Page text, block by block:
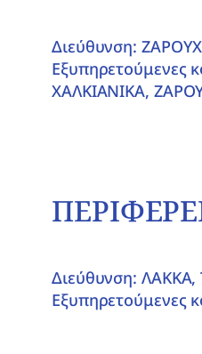
Διεύθυνση:
Εξυπηρετούμενες
ΧΑΛΚΙΑΝΙΚΑ,
Διεύθυνση: ΛΑΚΚΑ,
Εξυπηρετούμενες